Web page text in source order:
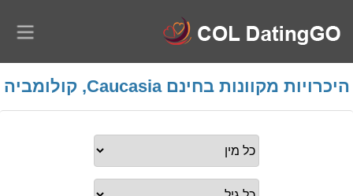
היכרויות מקוונות בחינם Caucasia, קולומביה